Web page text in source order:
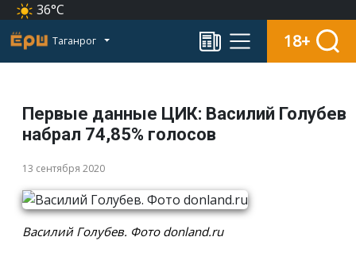
36°C
Таганрог 18+
Первые данные ЦИК: Василий Голубев
набрал 74,85% голосов
13 сентября 2020
Василий Голубев. Фото donland.ru